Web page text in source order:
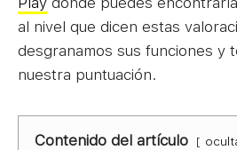
al nivel que dicen estas
desgranamos sus funciones y
nuestra puntuación.
Contenido del artículo